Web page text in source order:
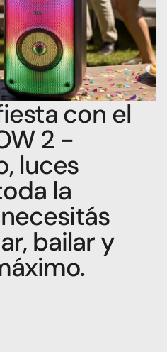
con el
2 -
luces
la
bailar y